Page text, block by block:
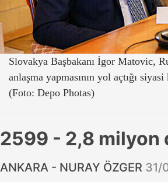
Slovakya Başbakanı İgor Matovic,
anlaşma yapmasının yol açtığı
(Foto: Depo Photas)
2599 - 2,8 milyon
ANKARA - NURAY ÖZGER 31/